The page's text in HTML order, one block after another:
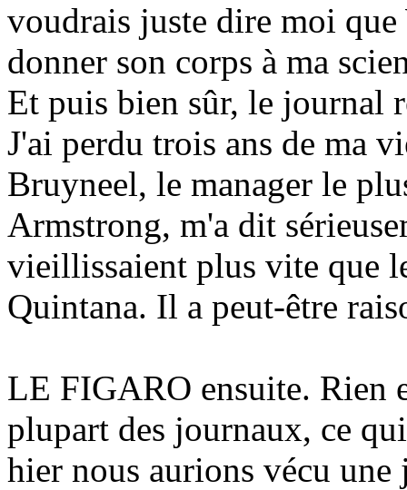
voudrais juste dire moi
donner son corps à ma
Et puis bien sûr, le journal
J'ai perdu trois ans de ma
Bruyneel, le manager le
Armstrong, m'a dit
vieillissaient plus vite que
Quintana. Il a peut-être
LE FIGARO ensuite. Rien
plupart des journaux, ce
hier nous aurions vécu